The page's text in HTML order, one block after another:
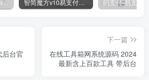
Java+Vue+Mysql+maven在线招投标系统源码-高校招标系统源码 智简魔方v10易支付对接插件
后台官
下一篇
在线工具箱网系统源码 2024
最新含上百款工具 带后台